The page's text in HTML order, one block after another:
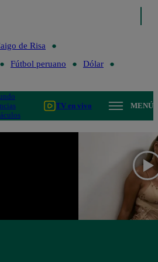
de Risa
Fútbol peruano
Dólar
TV en vivo MENÚ